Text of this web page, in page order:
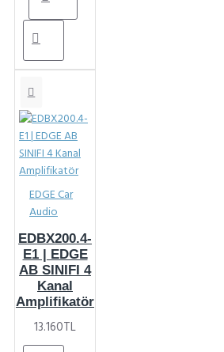
EDGE Car
Audio
EDBX200.4-
E1 | EDGE
AB SINIFI 4
Kanal
Amplifikatör
13.160TL